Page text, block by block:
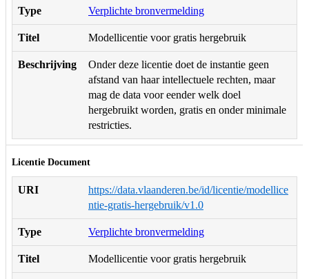
Type Verplichte bronvermelding
Titel Modellicentie voor gratis hergebruik
Beschrijving
Onder deze licentie doet de instantie geen
afstand van haar intellectuele rechten, maar
mag de data voor eender welk doel
hergebruikt worden, gratis en onder minimale
restricties.
Licentie Document
URI
https://data.vlaanderen.be/id/licentie/modellice
ntie-gratis-hergebruik/v1.0
Type Verplichte bronvermelding
Titel Modellicentie voor gratis hergebruik